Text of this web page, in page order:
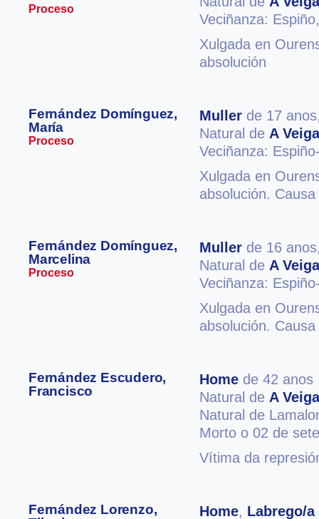
Proceso
Veciñanza:
Xulgada en
absolución
Fernández Domínguez,
María
Proceso
Muller de 17
Natural de A Veiga
Veciñanza:
Xulgada en
absolución.
Fernández Domínguez,
Marcelina
Proceso
Muller de 16
Natural de A Veiga
Veciñanza:
Xulgada en
absolución.
Fernández Escudero,
Francisco
Home de 42 anos
Natural de A Veiga
Natural de
Morto o 02 de
Vítima da
Fernández Lorenzo,
Home, Labrego/a